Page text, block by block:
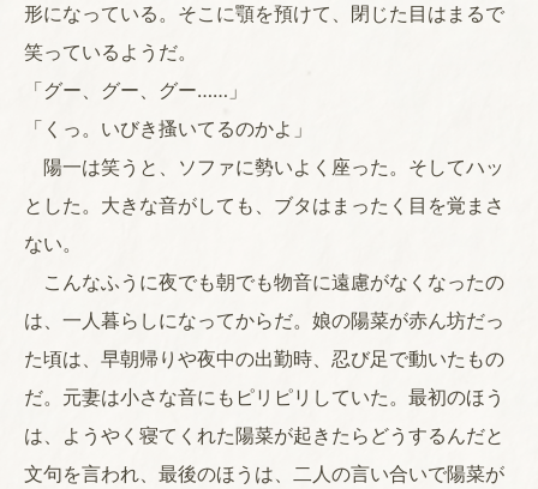
形になっている。そこに顎を預けて、閉じた目はまるで
笑っているようだ。
「グー、グー、グー……」
「くっ。いびき搔いてるのかよ」
陽一は笑うと、ソファに勢いよく座った。そしてハッ
とした。大きな音がしても、ブタはまったく目を覚まさ
ない。
こんなふうに夜でも朝でも物音に遠慮がなくなったの
は、一人暮らしになってからだ。娘の陽菜が赤ん坊だっ
た頃は、早朝帰りや夜中の出勤時、忍び足で動いたもの
だ。元妻は小さな音にもピリピリしていた。最初のほう
は、ようやく寝てくれた陽菜が起きたらどうするんだと
文句を言われ、最後のほうは、二人の言い合いで陽菜が